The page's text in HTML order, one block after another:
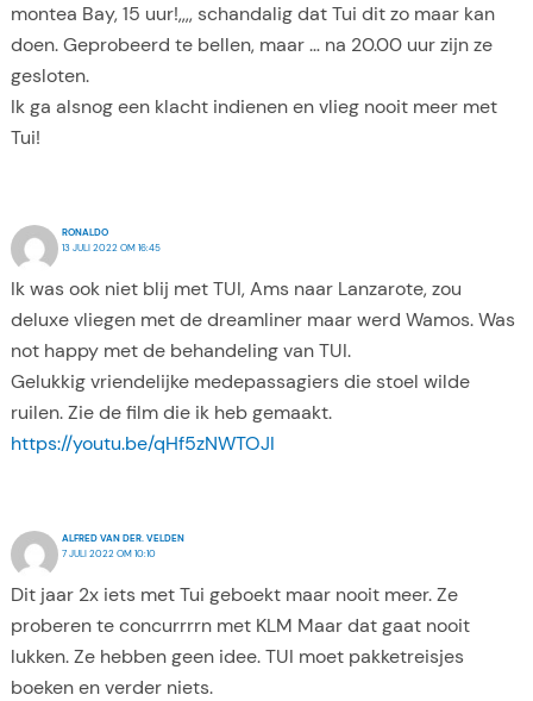
montea Bay, 15 uur!,,,, schandalig dat Tui dit zo maar kan
doen. Geprobeerd te bellen, maar … na 20.00 uur zijn ze
gesloten.
Ik ga alsnog een klacht indienen en vlieg nooit meer met
Tui!
RONALDO
13 JULI 2022 OM 16:45
Ik was ook niet blij met TUI, Ams naar Lanzarote, zou
deluxe vliegen met de dreamliner maar werd Wamos. Was
not happy met de behandeling van TUI.
Gelukkig vriendelijke medepassagiers die stoel wilde
ruilen. Zie de film die ik heb gemaakt.
https://youtu.be/qHf5zNWTOJI
ALFRED VAN DER. VELDEN
7 JULI 2022 OM 10:10
Dit jaar 2x iets met Tui geboekt maar nooit meer. Ze
proberen te concurrrrn met KLM Maar dat gaat nooit
lukken. Ze hebben geen idee. TUI moet pakketreisjes
boeken en verder niets.